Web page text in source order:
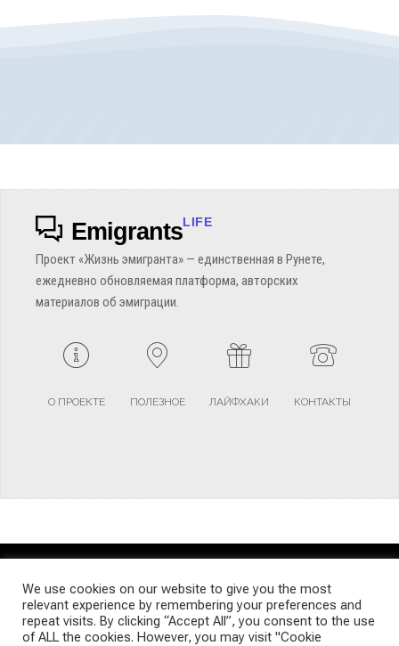
EmigrantsLIFE
Проект «Жизнь эмигранта» — единственная в Рунете,
ежедневно обновляемая платформа, авторских
материалов об эмиграции.
О ПРОЕКТЕ ПОЛЕЗНОЕ ЛАЙФХАКИ КОНТАКТЫ
TERMS AND CONDITIONS PRIVACY POLICY SITEMAP
© Emigrants Life WordPress Theme by TagDiv
We use cookies on our website to give you the most
relevant experience by remembering your preferences and
repeat visits. By clicking “Accept All”, you consent to the use
of ALL the cookies. However, you may visit "Cookie